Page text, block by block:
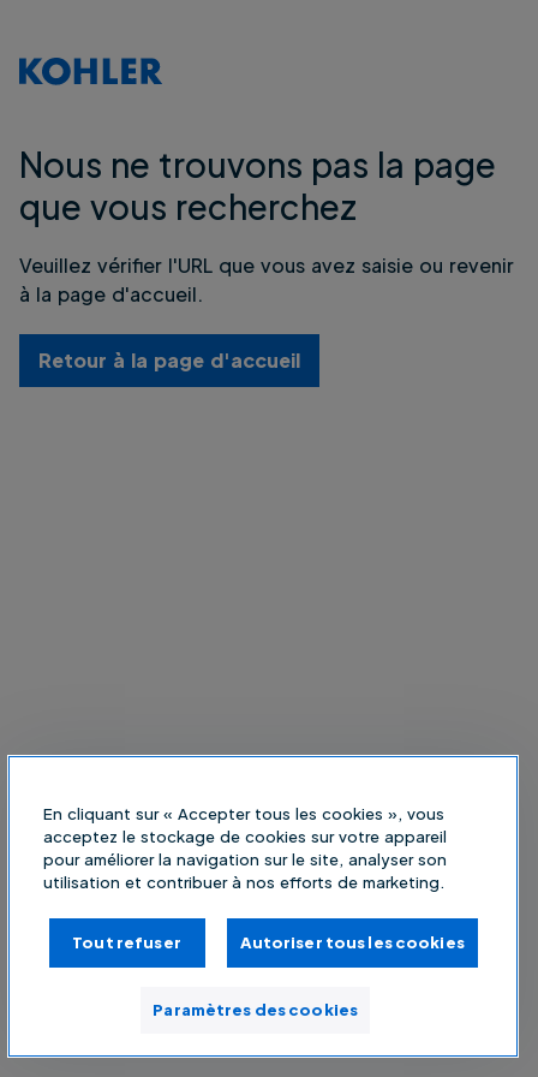
Nous ne trouvons pas la page
que vous recherchez
Veuillez vérifier l'URL que vous avez saisie ou revenir
à la page d'accueil.
Retour à la page d'accueil
En cliquant sur « Accepter tous les cookies », vous
acceptez le stockage de cookies sur votre appareil
pour améliorer la navigation sur le site, analyser son
utilisation et contribuer à nos efforts de marketing.
Tout refuser Autoriser tous les cookies
Paramètres des cookies